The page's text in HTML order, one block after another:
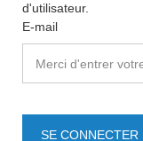
d'utilisateur.
E-mail